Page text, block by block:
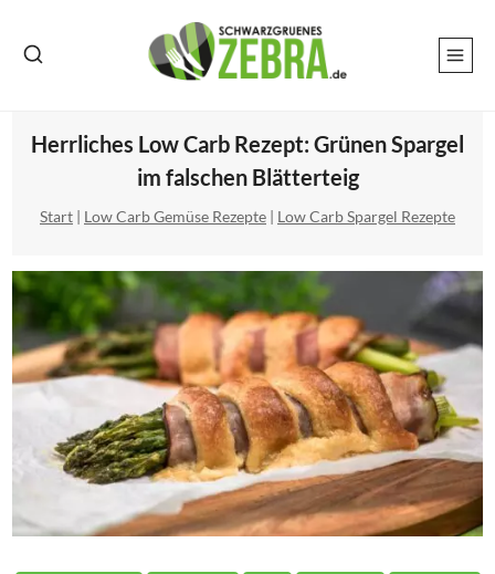
Inhalt
Herrliches Low Carb Rezept: Grünen Spargel
im falschen Blätterteig
Start | Low Carb Gemüse Rezepte | Low Carb Spargel Rezepte